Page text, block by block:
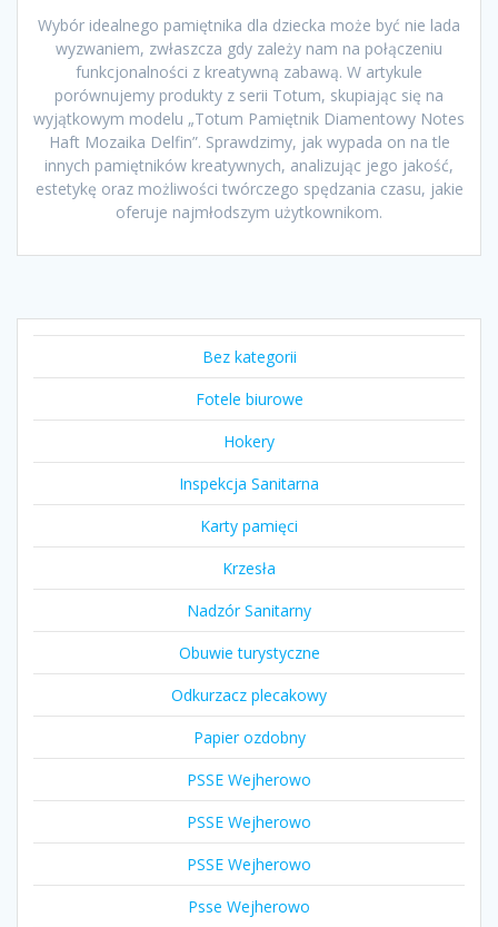
Wybór idealnego pamiętnika dla dziecka może być nie lada
wyzwaniem, zwłaszcza gdy zależy nam na połączeniu
funkcjonalności z kreatywną zabawą. W artykule
porównujemy produkty z serii Totum, skupiając się na
wyjątkowym modelu „Totum Pamiętnik Diamentowy Notes
Haft Mozaika Delfin”. Sprawdzimy, jak wypada on na tle
innych pamiętników kreatywnych, analizując jego jakość,
estetykę oraz możliwości twórczego spędzania czasu, jakie
oferuje najmłodszym użytkownikom.
Bez kategorii
Fotele biurowe
Hokery
Inspekcja Sanitarna
Karty pamięci
Krzesła
Nadzór Sanitarny
Obuwie turystyczne
Odkurzacz plecakowy
Papier ozdobny
PSSE Wejherowo
PSSE Wejherowo
PSSE Wejherowo
Psse Wejherowo